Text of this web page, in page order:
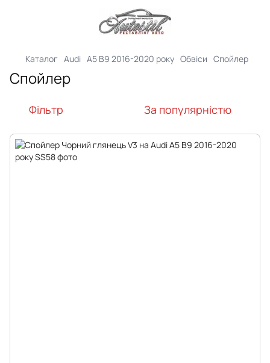
Каталог Audi A5 B9 2016-2020 року Обвіси Спойлер
Спойлер
Фільтр За популярністю